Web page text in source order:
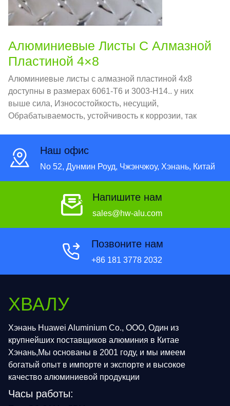
Алюминиевые Листы С Алмазной
Пластиной 4×8
Алюминиевые листы с алмазной пластиной 4x8
доступны в размерах 6061-T6 и 3003-H14.. у них
выше сила, Износостойкость, несущий,
Обрабатываемость, устойчивость к коррозии, так
и различные поля.
Наш офис
No 52, Дунмин Роуд, Чжэнчжоу, Хэнань, Китай
Напишите нам
sales@hw-alu.com
Позвоните нам
+86 181 3778 2032
ХВАЛУ
Хэнань Huawei Aluminium Co., ООО, Один из
крупнейших поставщиков алюминия в Китае
Хэнань,Мы основаны в 2001 году, и мы имеем
богатый опыт в импорте и экспорте и высокое
качество алюминиевой продукции
Часы работы: